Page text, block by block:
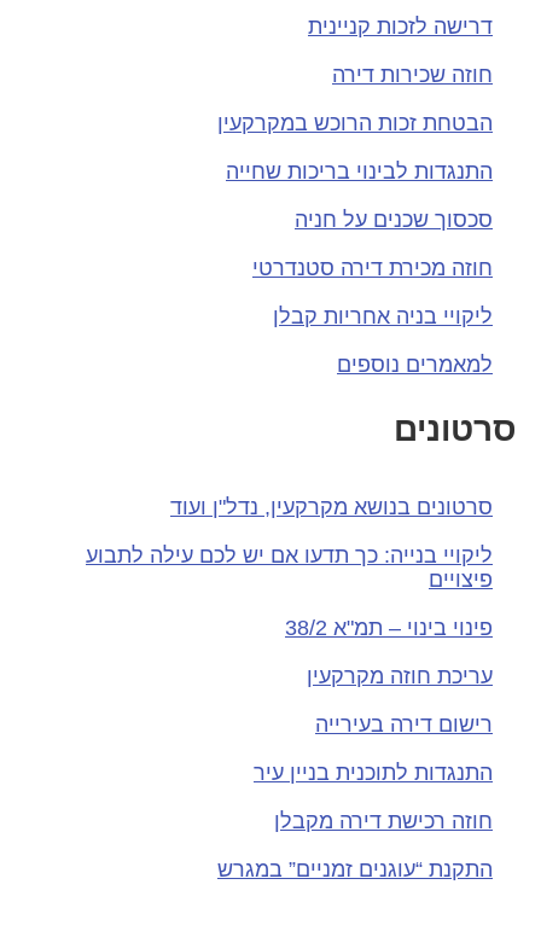
דרישה לזכות קניינית
חוזה שכירות דירה
הבטחת זכות הרוכש במקרקעין
התנגדות לבינוי בריכות שחייה
סכסוך שכנים על חניה
חוזה מכירת דירה סטנדרטי
ליקויי בניה אחריות קבלן
למאמרים נוספים
סרטונים
סרטונים בנושא מקרקעין, נדל"ן ועוד
ליקויי בנייה: כך תדעו אם יש לכם עילה לתבוע
פיצויים
פינוי בינוי – תמ"א 38/2
עריכת חוזה מקרקעין
רישום דירה בעירייה
התנגדות לתוכנית בניין עיר
חוזה רכישת דירה מקבלן
התקנת “עוגנים זמניים” במגרש